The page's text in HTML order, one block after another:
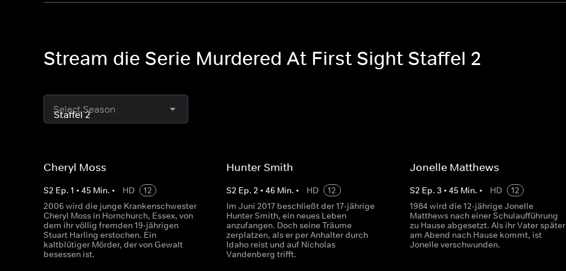
Stream die Serie Murdered At First Sight Staffel 2
Select Season
Cheryl Moss
S2 Ep. 1 • 45 Min. • HD
12
2006 wird die junge Krankenschwester
Cheryl Moss in Hornchurch, Essex, von
dem ihr völlig fremden 19-jährigen
Stuart Harling erstochen. Ein
kaltblütiger Mörder, der von Gewalt
besessen ist.
Hunter Smith
S2 Ep.2 •46 Min. • HD
12
Im Juni 2017 beschließt der 17-jährige
Hunter Smith, ein neues Leben
anzufangen. Doch seine Träume
zerplatzen, als er per Anhalter durch
Idaho reist und auf Nicholas
Vandenberg trifft.
Jonelle Matthews
S2 Ep. 3 • 45 Min. • HD
12
1984 wird die 12-jährige Jonelle
Matthews nach einer Schulaufführung
zu Hause abgesetzt. Als ihr Vater später
am Abend nach Hause kommt, ist
Jonelle verschwunden.